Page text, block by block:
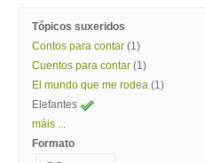
Tópicos suxeridos
Contos para contar (1)
Cuentos para contar (1)
El mundo que me rodea (1)
Elefantes
máis ...
Formato